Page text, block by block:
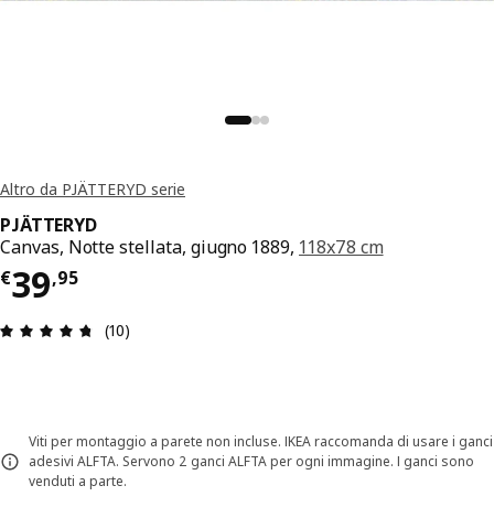
Altro da PJÄTTERYD serie
PJÄTTERYD
Canvas, Notte stellata, giugno 1889, 118x78 cm
€39,95
Prezzo € 39,95
Recensione: 4.7 di 5 stelle. Recensioni totali: 10
(10)
Viti per montaggio a parete non incluse. IKEA raccomanda di usare i ganci
adesivi ALFTA. Servono 2 ganci ALFTA per ogni immagine. I ganci sono
venduti a parte.